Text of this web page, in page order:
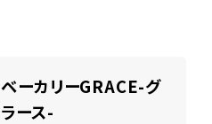
ベーカリーGRACE-グ
ラース-